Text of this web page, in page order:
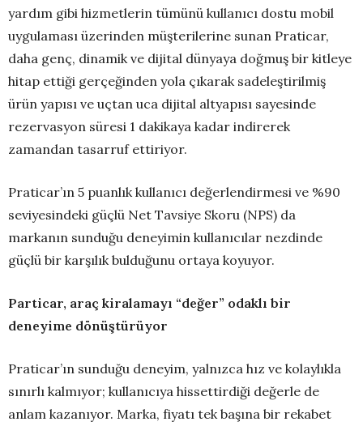
yardım gibi hizmetlerin tümünü kullanıcı dostu mobil
uygulaması üzerinden müşterilerine sunan Praticar,
daha genç, dinamik ve dijital dünyaya doğmuş bir kitleye
hitap ettiği gerçeğinden yola çıkarak sadeleştirilmiş
ürün yapısı ve uçtan uca dijital altyapısı sayesinde
rezervasyon süresi 1 dakikaya kadar indirerek
zamandan tasarruf ettiriyor.
Praticar’ın 5 puanlık kullanıcı değerlendirmesi ve %90
seviyesindeki güçlü Net Tavsiye Skoru (NPS) da
markanın sunduğu deneyimin kullanıcılar nezdinde
güçlü bir karşılık bulduğunu ortaya koyuyor.
Particar, araç kiralamayı “değer” odaklı bir
deneyime dönüştürüyor
Praticar’ın sunduğu deneyim, yalnızca hız ve kolaylıkla
sınırlı kalmıyor; kullanıcıya hissettirdiği değerle de
anlam kazanıyor. Marka, fiyatı tek başına bir rekabet